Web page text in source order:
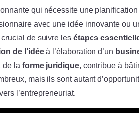
qui nécessite une
avec une idée innovante ou
crucial de suivre lesétapes
de l’idée à l’élaboration d’un
de laforme juridique, contribue à
mais ils sont autant
l’entrepreneuriat.